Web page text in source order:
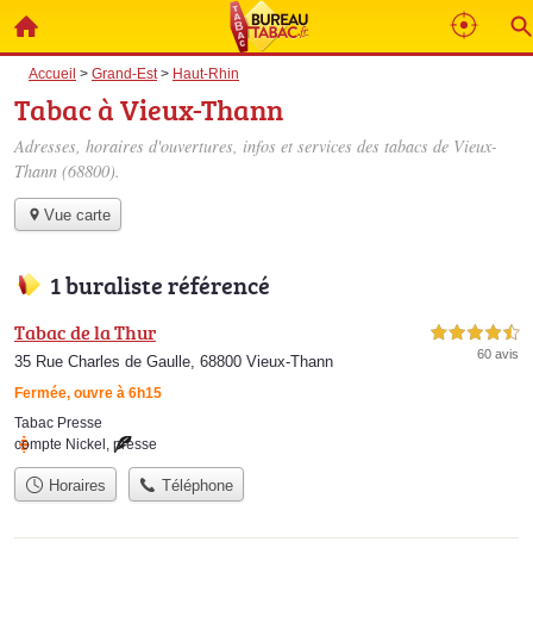
Accueil > Grand-Est> Haut-Rhin
Tabac à Vieux-Thann
Adresses, horaires d'ouvertures, infos et services des tabacs de Vieux-
Thann (68800).
Vue carte
1 buraliste référencé
Tabac de la Thur
35 Rue Charles de Gaulle, 68800 Vieux-Thann
Fermée, ouvre à 6h15
4,5 étoiles sur 5
60 avis
Tabac Presse
compte Nickel , presse
Horaires Téléphone